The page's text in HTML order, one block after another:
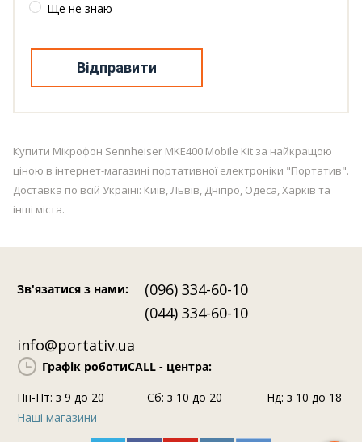
Ще не знаю
Відправити
Купити Мікрофон Sennheiser MKE400 Mobile Kit за найкращою
ціною в інтернет-магазині портативної електроніки "Портатив".
Доставка по всій Україні: Київ, Львів, Дніпро, Одеса, Харків та
інші міста.
Зв'язатися з нами:
(096) 334-60-10
(044) 334-60-10
info@portativ.ua
Графік роботиCALL - центра:
Пн-Пт: з 9 до 20
Сб: з 10 до 20
Нд: з 10 до 18
Наші магазини